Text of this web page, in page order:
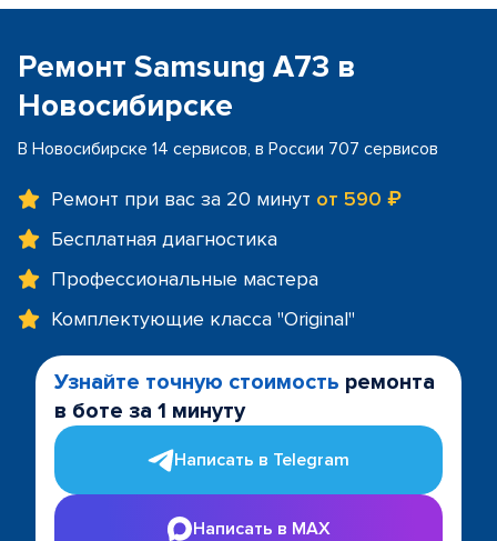
Ремонт Samsung A73 в
Новосибирске
В Новосибирске 14 сервисов, в России 707 сервисов
Ремонт при вас за 20 минут от 590 ₽
Бесплатная диагностика
Профессиональные мастера
Комплектующие класса "Original"
Узнайте точную стоимость ремонта
в боте за 1 минуту
Написать в Telegram
Написать в MAX